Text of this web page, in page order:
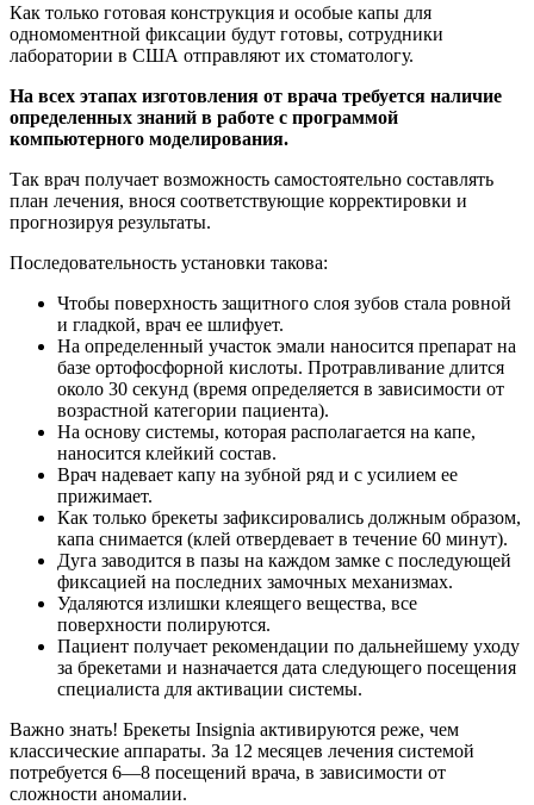
Как только готовая конструкция и особые капы для
одномоментной фиксации будут готовы, сотрудники
лаборатории в США отправляют их стоматологу.
На всех этапах изготовления от врача требуется наличие
определенных знаний в работе с программой
компьютерного моделирования.
Так врач получает возможность самостоятельно составлять
план лечения, внося соответствующие корректировки и
прогнозируя результаты.
Последовательность установки такова:
Чтобы поверхность защитного слоя зубов стала ровной
и гладкой, врач ее шлифует.
На определенный участок эмали наносится препарат на
базе ортофосфорной кислоты. Протравливание длится
около 30 секунд (время определяется в зависимости от
возрастной категории пациента).
На основу системы, которая располагается на капе,
наносится клейкий состав.
Врач надевает капу на зубной ряд и с усилием ее
прижимает.
Как только брекеты зафиксировались должным образом,
капа снимается (клей отвердевает в течение 60 минут).
Дуга заводится в пазы на каждом замке с последующей
фиксацией на последних замочных механизмах.
Удаляются излишки клеящего вещества, все
поверхности полируются.
Пациент получает рекомендации по дальнейшему уходу
за брекетами и назначается дата следующего посещения
специалиста для активации системы.
Важно знать! Брекеты Insignia активируются реже, чем
классические аппараты. За 12 месяцев лечения системой
потребуется 6—8 посещений врача, в зависимости от
сложности аномалии.